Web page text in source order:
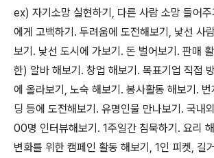
ex) 자기소망 실현하기 , 다른 사람 소망 들어주
에게 고백하기 . 두려움에 도전해보기 , 낯선 사
보기 . 낯선 도시에 가보기 . 돈 벌어보기 . 판매
한) 알바 해보기 . 창업 해보기 . 목표기업 직접
에 올라보기 , 노숙 해보기 . 봉사활동 해보기 . 번
딩 등에 도전해보기 . 유명인물 만나보기 . 국내
00명 인터뷰해보기 . 1주일간 침묵하기 . 요리
변화를 위한 캠페인 활동 해보기 , 1인 피켓, 길